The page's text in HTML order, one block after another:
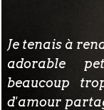
Je tenais à
adorable
beaucoup
d'amour